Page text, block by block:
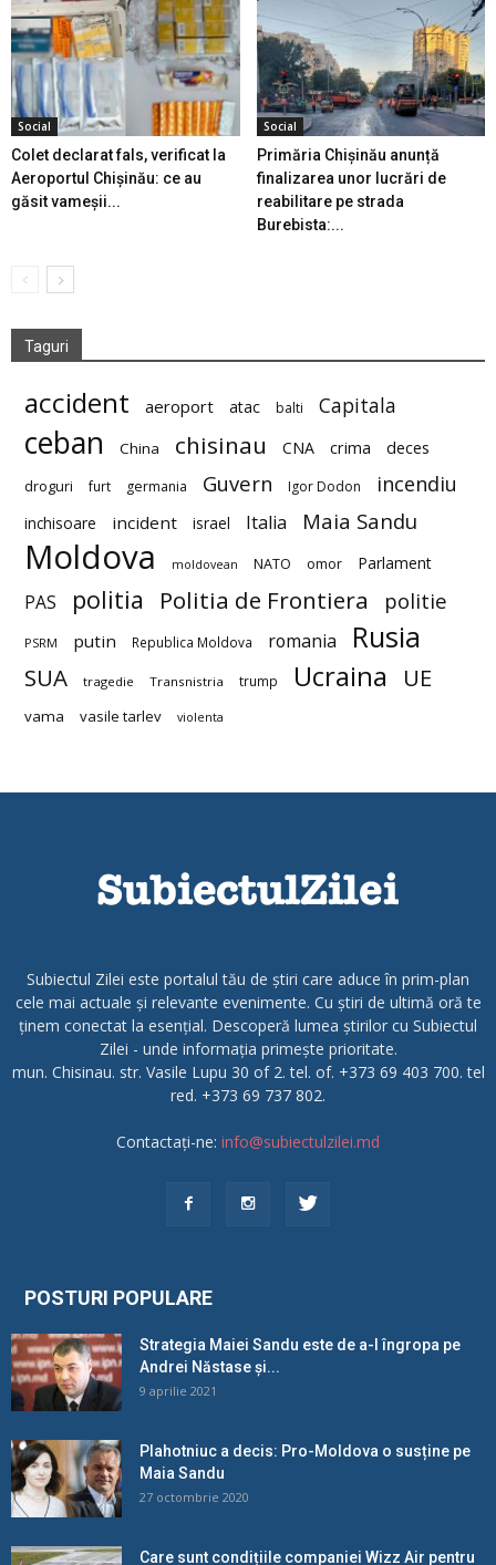
Social
Colet declarat fals, verificat la
Aeroportul Chișinău: ce au
găsit vameșii...
Social
Primăria Chișinău anunță
finalizarea unor lucrări de
reabilitare pe strada
Burebista:...
Taguri
accident aeroport atac balti Capitala
ceban China chisinau CNA crima deces
droguri furt germania Guvern Igor Dodon incendiu
inchisoare incident israel Italia Maia Sandu
Moldova moldovean NATO omor Parlament
PAS politia Politia de Frontiera politie
PSRM putin Republica Moldova romania Rusia
SUA tragedie Transnistria trump Ucraina UE
vama vasile tarlev violenta
Subiectul Zilei este portalul tău de știri care aduce în prim-plan
cele mai actuale și relevante evenimente. Cu știri de ultimă oră te
ținem conectat la esențial. Descoperă lumea știrilor cu Subiectul
Zilei - unde informația primește prioritate.
mun. Chisinau. str. Vasile Lupu 30 of 2. tel. of. +373 69 403 700. tel
red. +373 69 737 802.
Contactați-ne: info@subiectulzilei.md
POSTURI POPULARE
Strategia Maiei Sandu este de a-l îngropa pe
Andrei Năstase și...
9 aprilie 2021
Plahotniuc a decis: Pro-Moldova o susține pe
Maia Sandu
27 octombrie 2020
Care sunt condițiile companiei Wizz Air pentru